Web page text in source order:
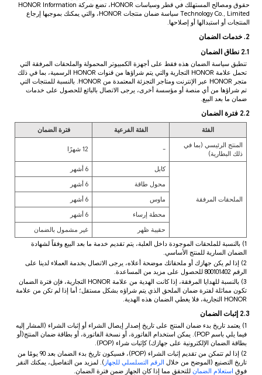
حقوق ومصالح المستهلك في قطر وسياسات HONOR، تضع شركة HONOR Information
Technology Co., Limited سياسة ضمان منتجات HONOR، والتي يمكنك بموجبها إرجاع
المنتجات أو استبدالها أو إصلاحها.
2. خدمات الضمان
2.1 نطاق الضمان
تنطبق سياسة الضمان هذه فقط على أجهزة الكمبيوتر المحمولة والملحقات المرفقة التي
تحمل علامة HONOR التجارية والتي يتم شراؤها من قنوات HONOR الرسمية، بما في ذلك
متجر HONOR عبر الإنترنت ومتاجر التجزئة المعتمدة من HONOR. بالنسبة للمنتجات التي
تم شراؤها من أي منصة أو مؤسسة أخرى، يرجى الاتصال بالبائع للحصول على خدمات
ضمان ما بعد البيع.
2.2 فترة الضمان
الفئة الفئة الفرعية فترة الضمان
المنتج الرئيسي (بما في
ذلك البطارية)
- 12 شهرًا
الملحقات المرفقة
كابل 6 أشهر
محول طاقة 6 أشهر
ماوس 6 أشهر
محطة إرساء 6 أشهر
حقيبة ظهر غير مشمول بالضمان
1) بالنسبة للملحقات الموجودة داخل العلبة، يتم تقديم خدمة ما بعد البيع وفقاً لشهادة
الضمان السارية للمنتج الأساسي.
2) إذا لم يكن جهازك أو ملحقاتك موضحة أعلاه، يرجى الاتصال بخدمة العملاء لدينا على
الرقم 800101402 للحصول على مزيد من المساعدة.
3) بالنسبة للهدايا المرفقة، إذا كانت الهدية من علامة HONOR التجارية، فإن فترة الضمان
تكون مماثلة لفترة ضمان الملحق الذي يتم شراؤه بشكل مستقل؛ أما إذا لم تكن من علامة
HONOR التجارية، فلا يغطي الضمان هذه الهدية.
2.3 إثبات الضمان
1) يعتمد تاريخ بدء ضمان المنتج على تاريخ إصدار إيصال الشراء أو إثبات الشراء (المشار إليه
فيما يلي باسم POP). يمكن استخدام الفاتورة، أو نسخة الفاتورة، أو بطاقة ضمان المنتج(أو
بطاقة الضمان الإلكترونية على جهازك) كإثبات شراء (POP).
2) إذا لم تتمكن من تقديم إثبات الشراء (POP)، فسيكون تاريخ بدء الضمان بعد 90 يومًا من
تاريخ التصنيع (الموضح من خلال الرقم التسلسلي للجهاز ). لمزيد من التفاصيل، يمكنك النقر
فوقاستعلام الضمانللتحقق مما إذا كان الجهاز ضمن فترة الضمان.